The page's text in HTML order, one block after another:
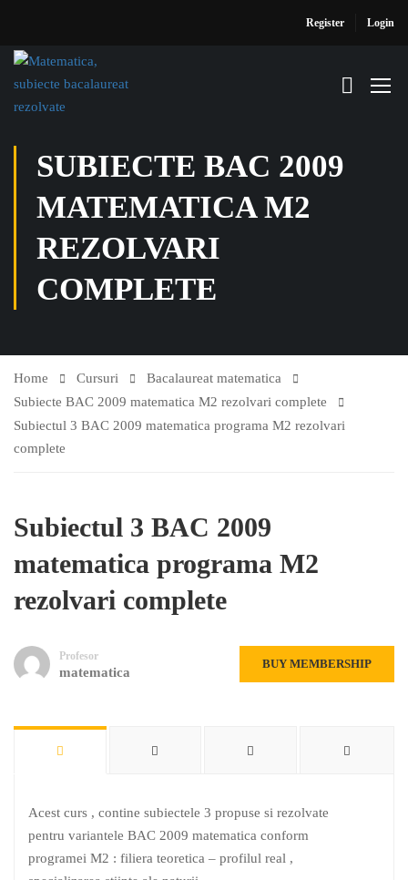
Register Login
SUBIECTE BAC 2009
MATEMATICA M2
REZOLVARI
COMPLETE
Home Cursuri
Bacalaureat matematica
Subiecte BAC 2009 matematica M2 rezolvari complete
Subiectul 3 BAC 2009 matematica programa M2 rezolvari
complete
Subiectul 3 BAC 2009
matematica programa M2
rezolvari complete
Profesor
matematica
BUY MEMBERSHIP
Acest curs , contine subiectele 3 propuse si rezolvate
pentru variantele BAC 2009 matematica conform
programei M2 : filiera teoretica – profilul real ,